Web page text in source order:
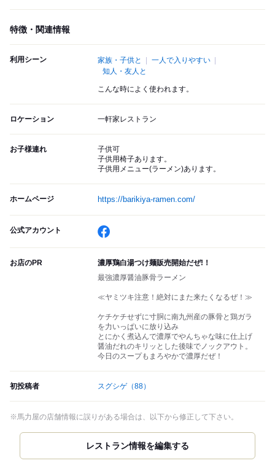
特徴・関連情報
利用シーン 家族・子供と
一人で入りやすい
知人・友人と
こんな時によく使われます。
ロケーション 一軒家レストラン
お子様連れ
子供可
子供用椅子あります。
子供用メニュー(ラーメン)あります。
ホームページ https://barikiya-ramen.com/
公式アカウント
お店のPR
濃厚鶏白湯つけ麺販売開始だぜ!！
最強濃厚醤油豚骨ラーメン
≪ヤミツキ注意！絶対にまた来たくなるぜ！≫
ケチケチせずに寸胴に南九州産の豚骨と鶏ガラ
を力いっぱいに放り込み
とにかく煮込んで濃厚でやんちゃな味に仕上げ
醤油だれのキリッとした後味でノックアウト。
今日のスープもまろやかで濃厚だぜ！
初投稿者 スグシゲ（88）
※馬力屋の店舗情報に誤りがある場合は、以下から修正して下さい。
レストラン情報を編集する